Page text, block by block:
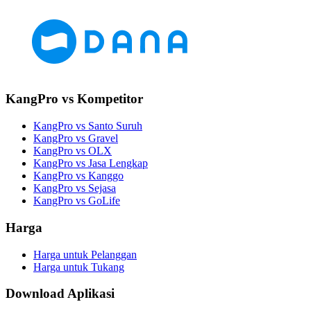
KangPro vs Kompetitor
KangPro vs Santo Suruh
KangPro vs Gravel
KangPro vs OLX
KangPro vs Jasa Lengkap
KangPro vs Kanggo
KangPro vs Sejasa
KangPro vs GoLife
Harga
Harga untuk Pelanggan
Harga untuk Tukang
Download Aplikasi